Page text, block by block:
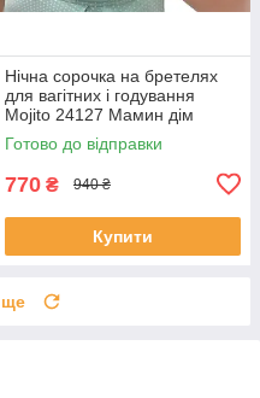
Нічна сорочка на бретелях
для вагітних і годування
Mojito 24127 Мамин дім
Готово до відправки
770 ₴ 940 ₴
Купити
ще